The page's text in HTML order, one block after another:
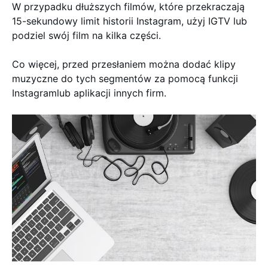
W przypadku dłuższych filmów, które przekraczają
15-sekundowy limit historii Instagram, użyj IGTV lub
podziel swój film na kilka części.
Co więcej, przed przesłaniem można dodać klipy
muzyczne do tych segmentów za pomocą funkcji
Instagramlub aplikacji innych firm.